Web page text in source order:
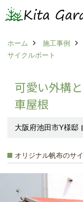
ホーム 施工事例
サイクルポート
可愛い外構
車屋根
大阪府池田市Y様邸
オリジナル帆布のサ